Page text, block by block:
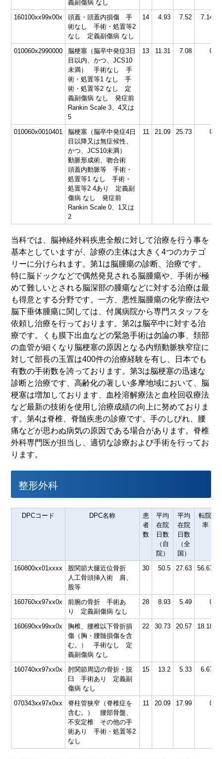
義副傷病 なし
160100xx99x00x
頭蓋・頭蓋内損傷 手
術なし 手術・処置等2
なし 定義副傷病 なし
14 4.93 7.52 7.14
010060x2990000
脳梗塞（脳卒中発症3日
目以内、かつ、JCS10
未満） 手術なし 手
術・処置等1 なし 手
術・処置等2 なし 定
義副傷病 なし 発症前
Rankin Scale 3、4又は
5
13 11.31 7.08 0
010060x0010401
脳梗塞（脳卒中発症4日
目以降又は無症候性、
かつ、JCS10未満）
動脈形成術、吻合術
頭蓋内動脈等 手術・
処置等1 なし 手術・
処置等2 4あり 定義副
傷病 なし 発症前
Rankin Scale 0、1又は
2
11 21.09 25.73 0
当科では、脳神経外科疾患全般に対して治療を行う事を
基本としていますが、診療の主体は大きく4つのカテゴ
リーに分けられます。第1は脳腫瘍の診断、治療です。
特に脳ドックなどで偶然発見される脳腫瘍や、手術が極
めて難しいとされる脳深部の腫瘍などに対する治療は最
も得意とする分野です。一方、悪性脳腫瘍の化学療法や
脳下垂体腫瘍に関しては、付属病院から専門スタッフを
依頼し治療を行っております。第2は脳卒中に対する治
療です。くも膜下出血などの緊急手術は勿論の事、頚部
の血管が細くなり脳梗塞の原因となる内頸動脈狭窄症に
対して部長の玉置は400件の治療経験を有し、日本でも
有数の手術数を誇っております。第3は脳梗塞の迅速な
診断と治療です、高齢化の著しい多摩地域において、脳
梗塞は増加しております、血栓溶解療法と血栓回収療法
など最新の技術を使用し治療成績の向上に努めておりま
す。第4は脊椎、脊髄疾患の診療です。手のしびれ、腰
痛などが思わぬ病気の原因である場合があります。脊椎
外科専門医が担当し、適切な診療および手術を行ってお
ります。
整形外科
DPCコード DPC名称
患
者
数
平均
在院
日数
（自
院）
平均
在院
日数
（全
国）
転院
率
160800xx01xxxx
股関節大腿近位骨折
人工骨頭挿入術 肩、
股等
30 50.5 27.63 56.67
160760xx97xx0x
前腕の骨折 手術あ
り 定義副傷病 なし
28 8.93 5.49 0
160690xx99xx0x
胸椎、腰椎以下骨折損
傷（胸・腰髄損傷を含
む。） 手術なし 定
義副傷病 なし
22 30.73 20.57 18.18
160740xx97xx0x
肘関節周辺の骨折・脱
臼 手術あり 定義副
傷病 なし
15 13.2 5.33 6.67
070343xx97x0xx
脊柱管狭窄（脊椎症を
含む。） 腰部骨盤、
不安定椎 その他の手
術あり 手術・処置等2
なし
11 20.09 17.99 0